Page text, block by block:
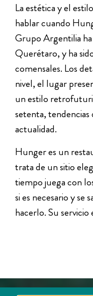
La estética y el
hablar cuando
Grupo Argentilia
Querétaro, y ha
comensales. Los
nivel, el lugar
un estilo
setenta,
actualidad.
Hunger es un
trata de un sitio
tiempo juega con
si es necesario y se
hacerlo. Su servicio